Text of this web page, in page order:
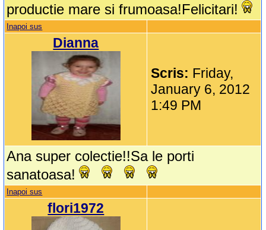
productie mare si frumoasa!Felicitari!
Inapoi sus
Dianna
Scris: Friday,
January 6, 2012
1:49 PM
Ana super colectie!!Sa le porti
sanatoasa!
Inapoi sus
flori1972